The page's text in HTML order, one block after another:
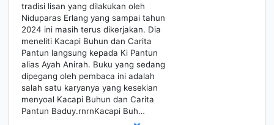
tradisi lisan yang dilakukan oleh
Niduparas Erlang yang sampai tahun
2024 ini masih terus dikerjakan. Dia
meneliti Kacapi Buhun dan Carita
Pantun langsung kepada Ki Pantun
alias Ayah Anirah. Buku yang sedang
dipegang oleh pembaca ini adalah
salah satu karyanya yang kesekian
menyoal Kacapi Buhun dan Carita
Pantun Baduy.rnrnKacapi Buh…